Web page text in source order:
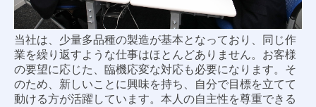
当社は、少量多品種の製造が基本となっており、同じ作
業を繰り返すような仕事はほとんどありません。お客様
の要望に応じた、臨機応変な対応も必要になります。そ
のため、新しいことに興味を持ち、自分で目標を立てて
動ける方が活躍しています。本人の自主性を尊重できる